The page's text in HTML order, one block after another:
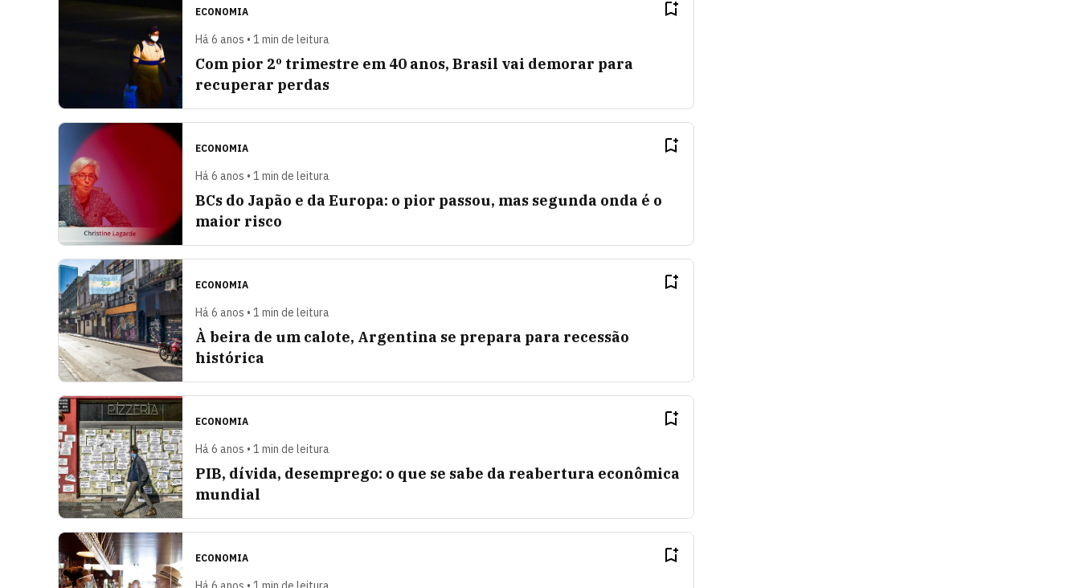
ECONOMIA
Há 6 anos • 1 min de leitura
Com pior 2º trimestre em 40 anos, Brasil vai demorar para
recuperar perdas
ECONOMIA
Há 6 anos • 1 min de leitura
BCs do Japão e da Europa: o pior passou, mas segunda onda é o
maior risco
ECONOMIA
Há 6 anos • 1 min de leitura
À beira de um calote, Argentina se prepara para recessão
histórica
ECONOMIA
Há 6 anos • 1 min de leitura
PIB, dívida, desemprego: o que se sabe da reabertura econômica
mundial
ECONOMIA